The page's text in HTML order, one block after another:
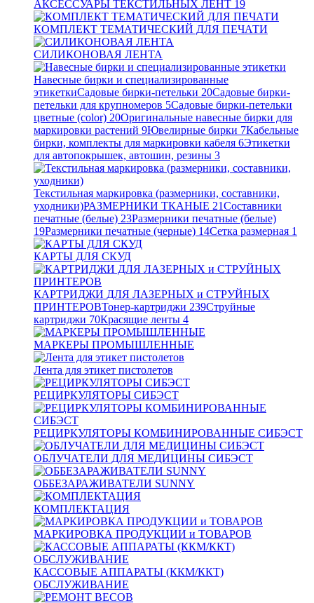
АКСЕССУАРЫ ТЕКСТИЛЬНЫХ ЛЕНТ 19
КОМПЛЕКТ ТЕМАТИЧЕСКИЙ ДЛЯ ПЕЧАТИ
СИЛИКОНОВАЯ ЛЕНТА
Навесные бирки и специализированные
этикеткиСадовые бирки-петельки 20Садовые бирки-
петельки для крупномеров 5Садовые бирки-петельки
цветные (color) 20Оригинальные навесные бирки для
маркировки растений 9Ювелирные бирки 7Кабельные
бирки, комплекты для маркировки кабеля 6Этикетки
для автопокрышек, автошин, резины 3
Текстильная маркировка (размерники, составники,
уходники)РАЗМЕРНИКИ ТКАНЫЕ 21Составники
печатные (белые) 23Размерники печатные (белые)
19Размерники печатные (черные) 14Сетка размерная 1
КАРТЫ ДЛЯ СКУД
КАРТРИДЖИ ДЛЯ ЛАЗЕРНЫХ и СТРУЙНЫХ
ПРИНТЕРОВТонер-картриджи 239Струйные
картриджи 70Красящие ленты 4
МАРКЕРЫ ПРОМЫШЛЕННЫЕ
Лента для этикет пистолетов
РЕЦИРКУЛЯТОРЫ СИБЭСТ
РЕЦИРКУЛЯТОРЫ КОМБИНИРОВАННЫЕ СИБЭСТ
ОБЛУЧАТЕЛИ ДЛЯ МЕДИЦИНЫ СИБЭСТ
ОББЕЗАРАЖИВАТЕЛИ SUNNY
КОМПЛЕКТАЦИЯ
МАРКИРОВКА ПРОДУКЦИИ и ТОВАРОВ
КАССОВЫЕ АППАРАТЫ (ККМ/ККТ)
ОБСЛУЖИВАНИЕ